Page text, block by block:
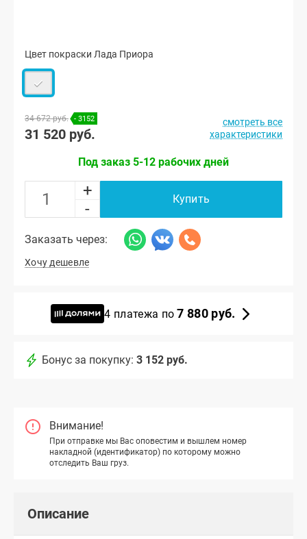
Цвет покраски Лада Приора
34 672 руб. - 3152
31 520 руб.
смотреть все
характеристики
Под заказ 5-12 рабочих дней
+
-
Купить
Заказать через:
Хочу дешевле
4 платежа по7 880 руб.
Бонус за покупку: 3 152 руб.
Внимание!
При отправке мы Вас оповестим и вышлем номер
накладной (идентификатор) по которому можно
отследить Ваш груз.
Описание